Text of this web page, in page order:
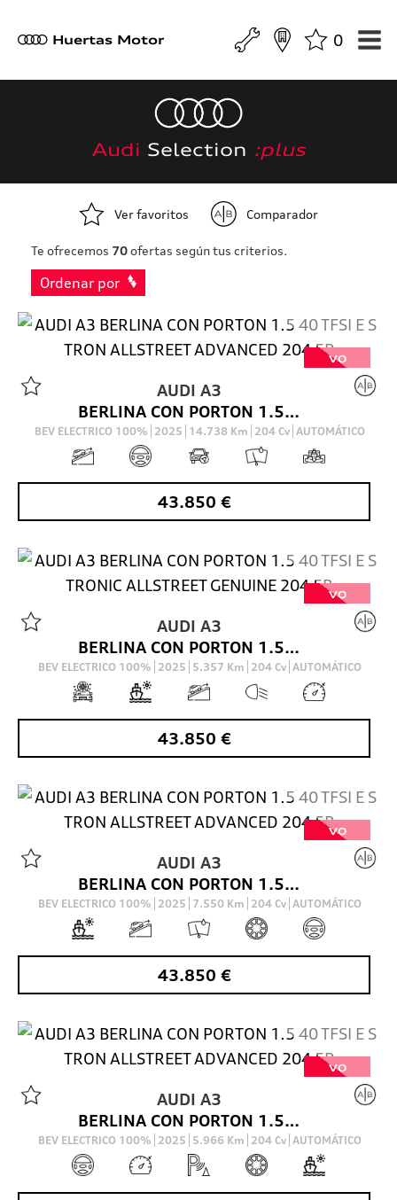
a Huertas Motor 0
Audi Selection :plus
Ver favoritos Comparador
Te ofrecemos 70ofertas según tus criterios.
Ordenar por
VO
AUDI A3
BERLINA CON PORTON 1.5 40 TFSI E S TRON ALLSTREET ADVANCED 204 5P
BEV ELECTRICO 100% 2025 14.738 Km 204 Cv AUTOMÁTICO
43.850 €
VO
AUDI A3
BERLINA CON PORTON 1.5 40 TFSI E S TRONIC ALLSTREET GENUINE 204 5P
BEV ELECTRICO 100% 2025 5.357 Km 204 Cv AUTOMÁTICO
43.850 €
VO
AUDI A3
BERLINA CON PORTON 1.5 40 TFSI E S TRON ALLSTREET ADVANCED 204 5P
BEV ELECTRICO 100% 2025 7.550 Km 204 Cv AUTOMÁTICO
43.850 €
VO
AUDI A3
BERLINA CON PORTON 1.5 40 TFSI E S TRON ALLSTREET ADVANCED 204 5P
BEV ELECTRICO 100% 2025 5.966 Km 204 Cv AUTOMÁTICO